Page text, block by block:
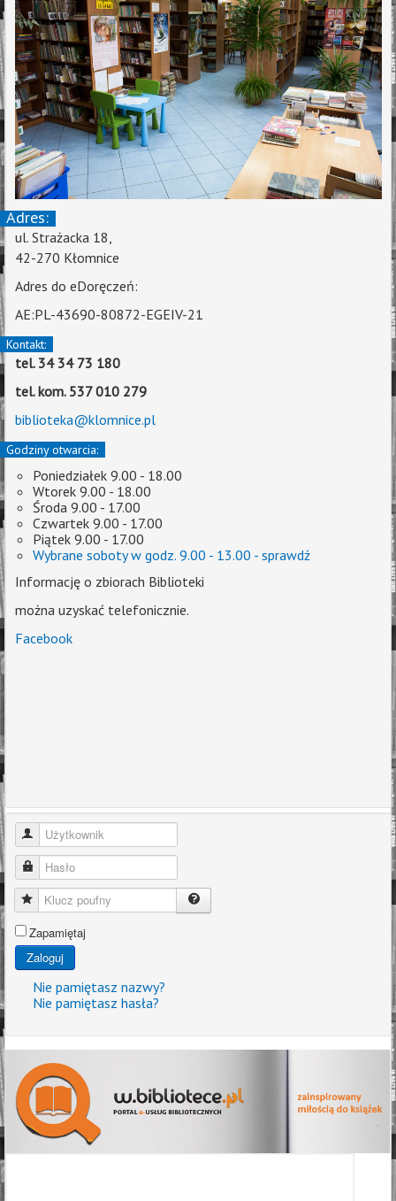
Adres:
ul. Strażacka 18,
42-270 Kłomnice
Adres do eDoręczeń:
AE:PL-43690-80872-EGEIV-21
Kontakt:
tel. 34 34 73 180
tel. kom. 537 010 279
biblioteka@klomnice.pl
Godziny otwarcia:
Poniedziałek 9.00 - 18.00
Wtorek 9.00 - 18.00
Środa 9.00 - 17.00
Czwartek 9.00 - 17.00
Piątek 9.00 - 17.00
Wybrane soboty w godz. 9.00 - 13.00 - sprawdź
Informację o zbiorach Biblioteki
można uzyskać telefonicznie.
Facebook
Użytkownik
Hasło
Klucz poufny
Zapamiętaj
Zaloguj
Nie pamiętasz nazwy?
Nie pamiętasz hasła?